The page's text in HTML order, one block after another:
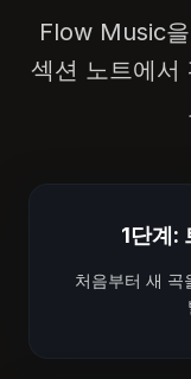
Flow Music
섹션 노트에서
1단계:
처음부터 새 곡